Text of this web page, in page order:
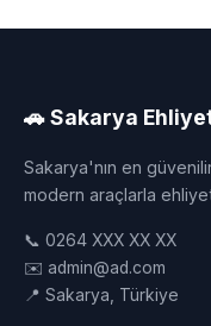
🚗 Sakarya
Sakarya'nın en
modern araçlarla
📞 0264 XXX XX XX
✉️ admin@ad.com
📍 Sakarya, Türkiye